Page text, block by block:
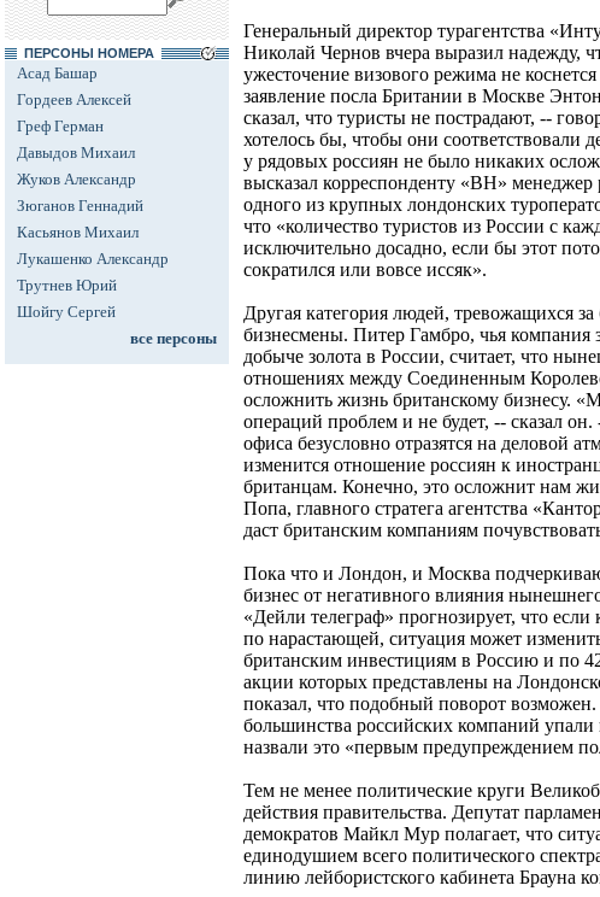
ПЕРСОНЫ НОМЕРА
Асад Башар
Гордеев Алексей
Греф Герман
Давыдов Михаил
Жуков Александр
Зюганов Геннадий
Касьянов Михаил
Лукашенко Александр
Трутнев Юрий
Шойгу Сергей
все персоны
Генеральный директор турагентства
Николай Чернов вчера выразил надежду,
ужесточение визового режима не
заявление посла Британии в Москве
сказал, что туристы не пострадают, --
хотелось бы, чтобы они соответствовали
у рядовых россиян не было никаких
высказал корреспонденту «ВН» менеджер
одного из крупных лондонских
что «количество туристов из России с
исключительно досадно, если бы этот
сократился или вовсе иссяк».
Другая категория людей, тревожащихся
бизнесмены. Питер Гамбро, чья компания
добыче золота в России, считает, что
отношениях между Соединенным
осложнить жизнь британскому бизнесу.
операций проблем и не будет, -- сказал
офиса безусловно отразятся на деловой
изменится отношение россиян к
британцам. Конечно, это осложнит нам
Попа, главного стратега агентства
даст британским компаниям
Пока что и Лондон, и Москва
бизнес от негативного влияния
«Дейли телеграф» прогнозирует, что
по нарастающей, ситуация может
британским инвестициям в Россию и по
акции которых представлены на
показал, что подобный поворот
большинства российских компаний
назвали это «первым предупреждением
Тем не менее политические круги
действия правительства. Депутат
демократов Майкл Мур полагает, что
единодушием всего политического
линию лейбористского кабинета Брауна